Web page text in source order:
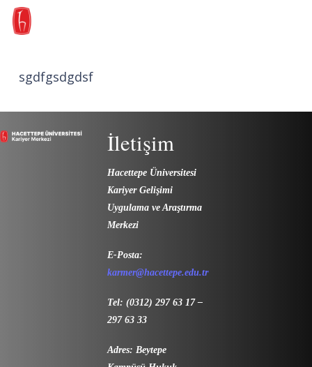
sgdfgsdgdsf
İletişim
Hacettepe Üniversitesi
Kariyer Gelişimi
Uygulama ve Araştırma
Merkezi
E-Posta:
karmer@hacettepe.edu.tr
Tel: (0312) 297 63 17 –
297 63 33
Adres: Beytepe